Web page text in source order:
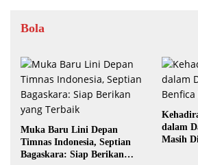
Bola
Muka Baru Lini Depan
Timnas Indonesia, Septian
Bagaskara: Siap Berikan
dalam
Masih